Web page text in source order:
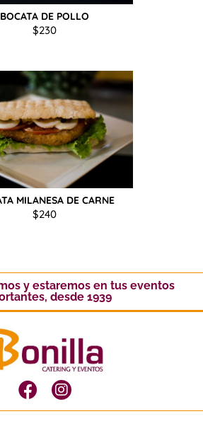
BOCATA DE POLLO
$230
MILANESA DE CARNE
$240
y estaremos en tus eventos
desde 1939